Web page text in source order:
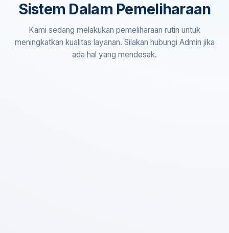
Sistem Dalam Pemeliharaan
Kami sedang melakukan pemeliharaan rutin untuk
meningkatkan kualitas layanan. Silakan hubungi Admin jika
ada hal yang mendesak.